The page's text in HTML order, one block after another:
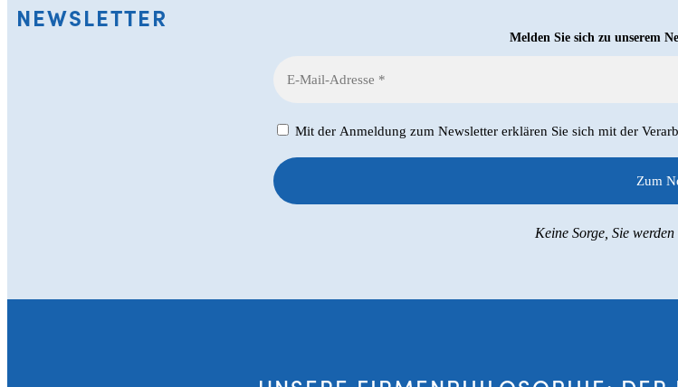
NEWSLETTER
Melden Sie sich zu unserem
Mit der Anmeldung zum Newsletter erklären Sie sich mit der
Keine Sorge, Sie